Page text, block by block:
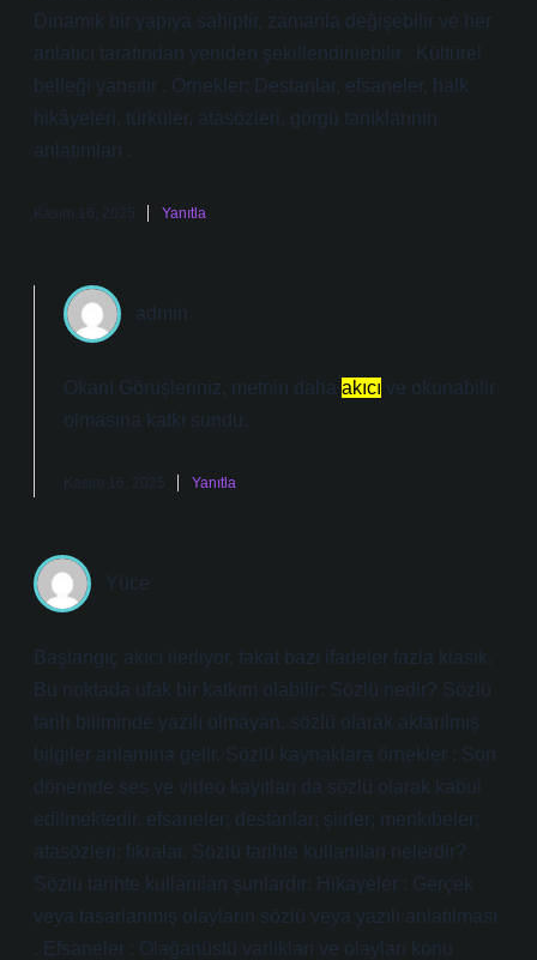
Dinamik bir yapıya sahiptir, zamanla değişebilir ve her
anlatıcı tarafından yeniden şekillendirilebilir . Kültürel
belleği yansıtır . Örnekler: Destanlar, efsaneler, halk
hikâyeleri, türküler, atasözleri, görgü tanıklarının
anlatımları .
Kasım 16, 2025 Yanıtla
admin
Okan! Görüşleriniz, metnin daha akıcı ve okunabilir
olmasına katkı sundu.
Kasım 16, 2025 Yanıtla
Yüce
Başlangıç akıcı ilerliyor, fakat bazı ifadeler fazla klasik.
Bu noktada ufak bir katkım olabilir: Sözlü nedir? Sözlü
tarih biliminde yazılı olmayan, sözlü olarak aktarılmış
bilgiler anlamına gelir. Sözlü kaynaklara örnekler : Son
dönemde ses ve video kayıtları da sözlü olarak kabul
edilmektedir. efsaneler; destanlar; şiirler; menkıbeler;
atasözleri; fıkralar. Sözlü tarihte kullanılan nelerdir?
Sözlü tarihte kullanılan şunlardır: Hikayeler : Gerçek
veya tasarlanmış olayların sözlü veya yazılı anlatılması
. Efsaneler : Olağanüstü varlıkları ve olayları konu